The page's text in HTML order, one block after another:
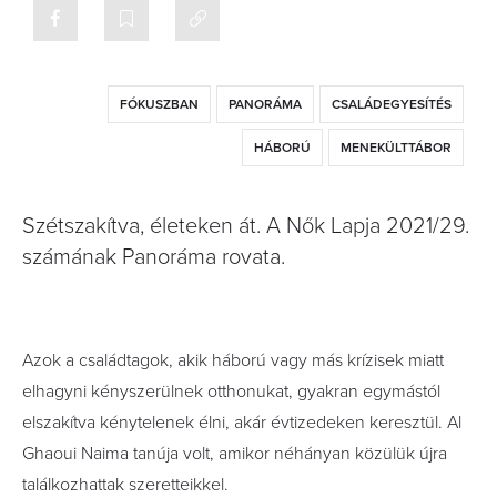
FÓKUSZBAN PANORÁMA CSALÁDEGYESÍTÉS
HÁBORÚ MENEKÜLTTÁBOR
Szétszakítva, életeken át. A Nők Lapja 2021/29.
számának Panoráma rovata.
Azok a családtagok, akik háború vagy más krízisek miatt
elhagyni kényszerülnek otthonukat, gyakran egymástól
elszakítva kénytelenek élni, akár évtizedeken keresztül. Al
Ghaoui Naima tanúja volt, amikor néhányan közülük újra
találkozhattak szeretteikkel.